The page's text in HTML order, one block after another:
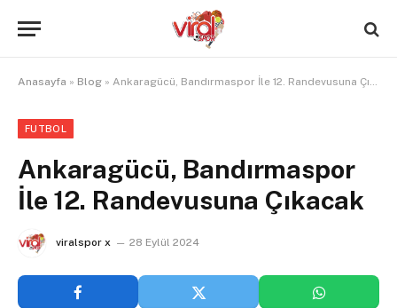
Anasayfa » Blog » Ankaragücü, Bandırmaspor İle 12. Randevusuna Çıkacak
FUTBOL
Ankaragücü, Bandırmaspor
İle 12. Randevusuna Çıkacak
viralspor x 28 Eylül 2024